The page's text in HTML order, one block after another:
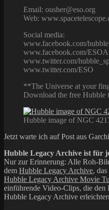
Email: ousher@eso.org
Web:
Social media:
www.facebook.com/
www.facebook.com/
www.twitter.com/
www.twitter.com/ESO
**The Universe at your
Download the free Hubble
Hubble image of NGC
Jetzt warte ich auf Post aus
Hubble Legacy Archive ist für
Nur zur Erinnerung: Alle Roh-
dem Hubble Legacy Archive,
Hubble Legacy Archive Movie
einführende Video-Clips, die den
Hubble Legacy Archive